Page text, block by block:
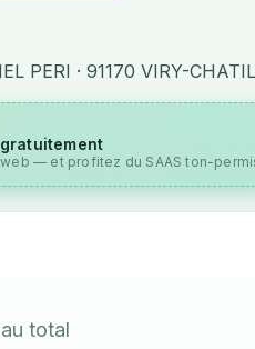
PERI · 91170 VIRY-
— et profitez du SAAS ton-
total